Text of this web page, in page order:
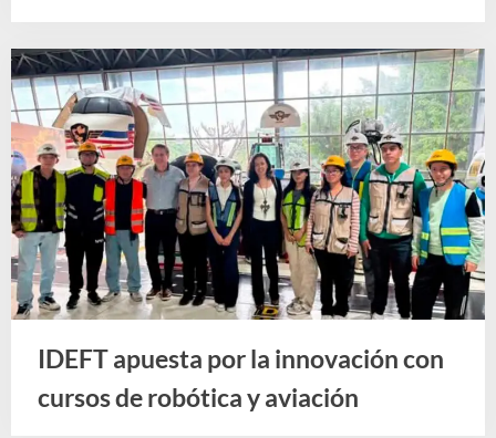
IDEFT apuesta por la innovación con
cursos de robótica y aviación